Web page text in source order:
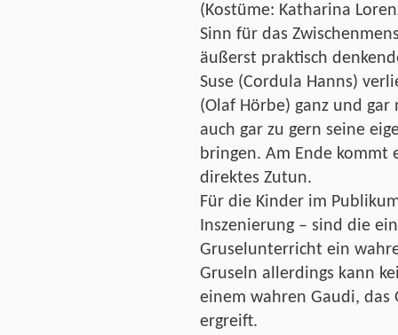
(Kostüme: Katharina
Sinn für das
äußerst praktisch
Suse (Cordula Hanns)
(Olaf Hörbe) ganz und
auch gar zu gern seine
bringen. Am Ende kommt
direktes Zutun.
Für die Kinder im
Inszenierung – sind die
Gruselunterricht ein
Gruseln allerdings kann
einem wahren Gaudi, das
ergreift.